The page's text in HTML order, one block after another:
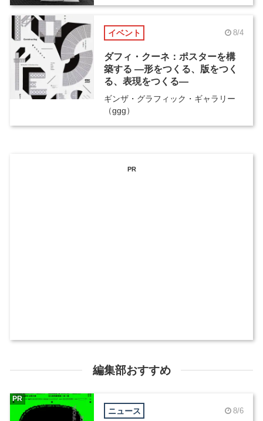
イベント 8/4
ダフィ・クーネ：ポスターを構
築する ―形をつくる、版をつく
る、表現をつくる―
ギンザ・グラフィック・ギャラリー
（ggg）
PR
編集部おすすめ
ニュース 8/6
PR